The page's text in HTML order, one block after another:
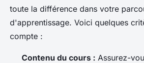
toute la différence dans votre
d'apprentissage. Voici quelques
compte :
Contenu du cours : Assurez-